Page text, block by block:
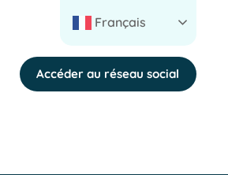
Français
Accéder au réseau social